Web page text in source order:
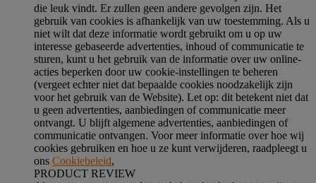
die leuk vindt. Er zullen geen andere gevolgen zijn. Het
gebruik van cookies is afhankelijk van uw toestemming. Als u
niet wilt dat deze informatie wordt gebruikt om u op uw
interesse gebaseerde advertenties, inhoud of communicatie te
sturen, kunt u het gebruik van de informatie over uw online-
acties beperken door uw cookie-instellingen te beheren
(vergeet echter niet dat bepaalde cookies noodzakelijk zijn
voor het gebruik van de Website). Let op: dit betekent niet dat
u geen advertenties, aanbiedingen of communicatie meer
ontvangt. U blijft algemene advertenties, aanbiedingen of
communicatie ontvangen. Voor meer informatie over hoe wij
cookies gebruiken en hoe u ze kunt verwijderen, raadpleegt u
ons Cookiebeleid,
PRODUCT REVIEW